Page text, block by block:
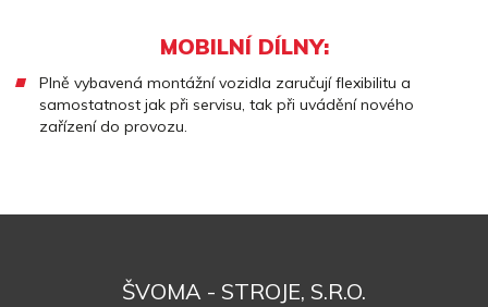
MOBILNÍ DÍLNY:
Plně vybavená montážní vozidla zaručují flexibilitu a
samostatnost jak při servisu, tak při uvádění nového
zařízení do provozu.
ŠVOMA - STROJE, S.R.O.